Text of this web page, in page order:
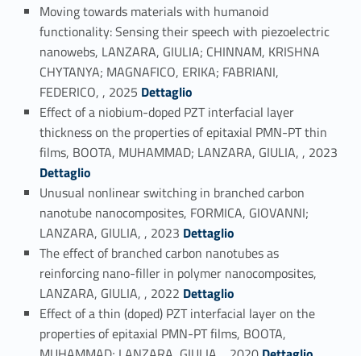
Moving towards materials with humanoid
functionality: Sensing their speech with piezoelectric
nanowebs, LANZARA, GIULIA; CHINNAM, KRISHNA
CHYTANYA; MAGNAFICO, ERIKA; FABRIANI,
FEDERICO, , 2025 Link identifier #identifier_person_112427-1Dettaglio
Effect of a niobium-doped PZT interfacial layer
thickness on the properties of epitaxial PMN-PT thin
films, BOOTA, MUHAMMAD; LANZARA, GIULIA, , 2023
Dettaglio
Unusual nonlinear switching in branched carbon
nanotube nanocomposites, FORMICA, GIOVANNI;
LANZARA, GIULIA, , 2023 Link identifier #identifier_person_151737-3Dettaglio
The effect of branched carbon nanotubes as
reinforcing nano-filler in polymer nanocomposites,
LANZARA, GIULIA, , 2022Link identifier #identifier_person_179416-4Dettaglio
Effect of a thin (doped) PZT interfacial layer on the
properties of epitaxial PMN-PT films, BOOTA,
Link identifier #identifier_person_171455-5